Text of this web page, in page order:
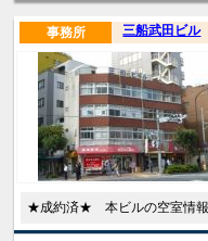
三船武田ビル
事務所
★成約済★ 本ビルの空室情報